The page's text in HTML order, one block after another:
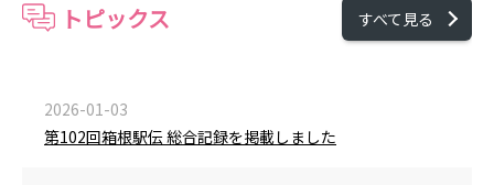
トピックス すべて見る
2026-01-03
第102回箱根駅伝 総合記録を掲載しました